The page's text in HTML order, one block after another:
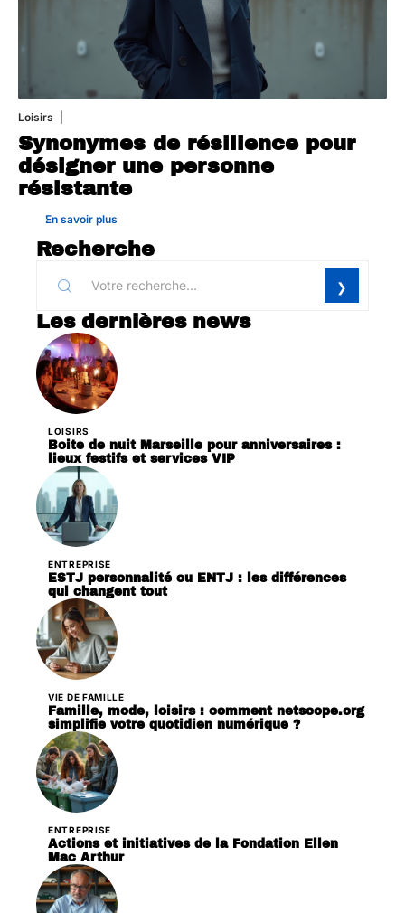
Loisirs
Synonymes de résilience pour
désigner une personne
résistante
En savoir plus
Recherche
Les dernières news
LOISIRS
Boite de nuit Marseille pour anniversaires :
lieux festifs et services VIP
ENTREPRISE
ESTJ personnalité ou ENTJ : les différences
qui changent tout
VIE DE FAMILLE
Famille, mode, loisirs : comment netscope.org
simplifie votre quotidien numérique ?
ENTREPRISE
Actions et initiatives de la Fondation Ellen
Mac Arthur